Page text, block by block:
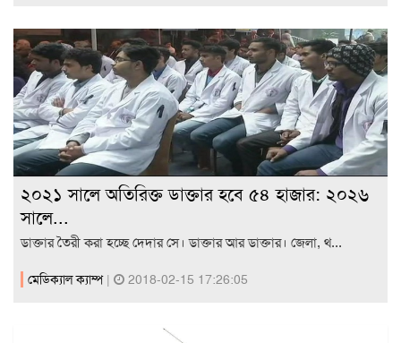
২০২১ সালে অতিরিক্ত ডাক্তার হবে ৫৪ হাজার: ২০২৬
সালে...
ডাক্তার তৈরী করা হচ্ছে দেদার সে। ডাক্তার আর ডাক্তার। জেলা, থ...
মেডিক্যাল ক্যাম্প | 2018-02-15 17:26:05